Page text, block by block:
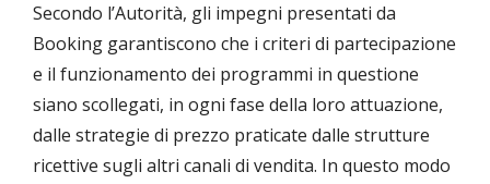
Secondo l’Autorità, gli impegni presentati da
Booking garantiscono che i criteri di partecipazione
e il funzionamento dei programmi in questione
siano scollegati, in ogni fase della loro attuazione,
dalle strategie di prezzo praticate dalle strutture
ricettive sugli altri canali di vendita. In questo modo